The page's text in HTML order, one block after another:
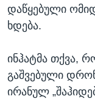
დაწყებული
ხდება.
ინჰატმა თქვა,
გაშვებული
ირანულ